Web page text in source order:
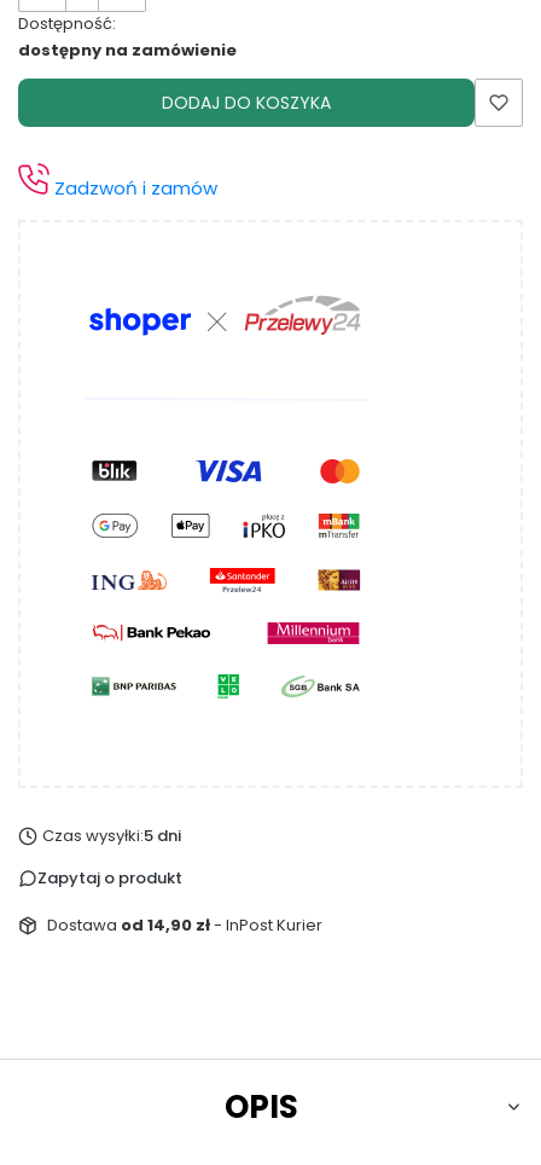
Dostępność:
dostępny na zamówienie
DODAJ DO KOSZYKA
Zadzwoń i zamów
Czas wysyłki:5 dni
Zapytaj o produkt
Dostawa od 14,90 zł- InPost Kurier
OPIS